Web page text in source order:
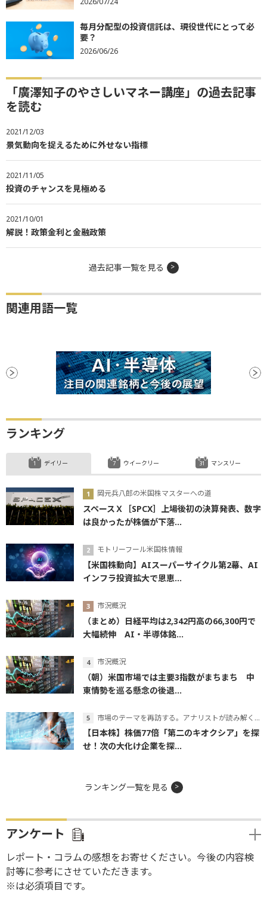
毎月分配型の投資信託は、現役世代にとって必
要？
2026/06/26
「廣澤知子のやさしいマネー講座」の過去記事
を読む
2021/12/03
景気動向を捉えるために外せない指標
2021/11/05
投資のチャンスを見極める
2021/10/01
解説！政策金利と金融政策
過去記事一覧を見る
関連用語一覧
ランキング
デイリー
岡元兵八郎の米国株マスターへの道
スペースＸ［SPCX］上場後初の決算発表、数字
は良かったが株価が下落...
モトリーフール米国株情報
【米国株動向】AIスーパーサイクル第2幕、AI
インフラ投資拡大で恩恵...
市況概況
（まとめ）日経平均は2,342円高の66,300円で
大幅続伸 AI・半導体銘...
市況概況
（朝）米国市場では主要3指数がまちまち 中
東情勢を巡る懸念の後退...
市場のテーマを再訪する。アナリストが読み解くテーマの本質
【日本株】株価77倍「第二のキオクシア」を探
せ！次の大化け企業を探...
ウイークリー マンスリー
ランキング一覧を見る
アンケート
レポート・コラムの感想をお寄せください。今後の内容検
討等に参考にさせていただきます。
※は必須項目です。